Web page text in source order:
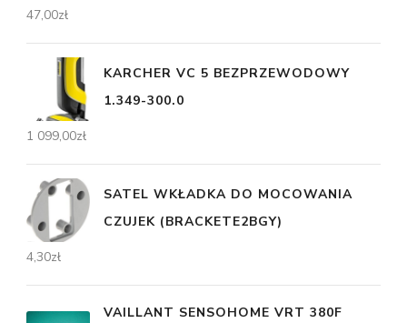
47,00zł
KARCHER VC 5 BEZPRZEWODOWY
1.349-300.0
1 099,00zł
SATEL WKŁADKA DO MOCOWANIA
CZUJEK (BRACKETE2BGY)
4,30zł
VAILLANT SENSOHOME VRT 380F